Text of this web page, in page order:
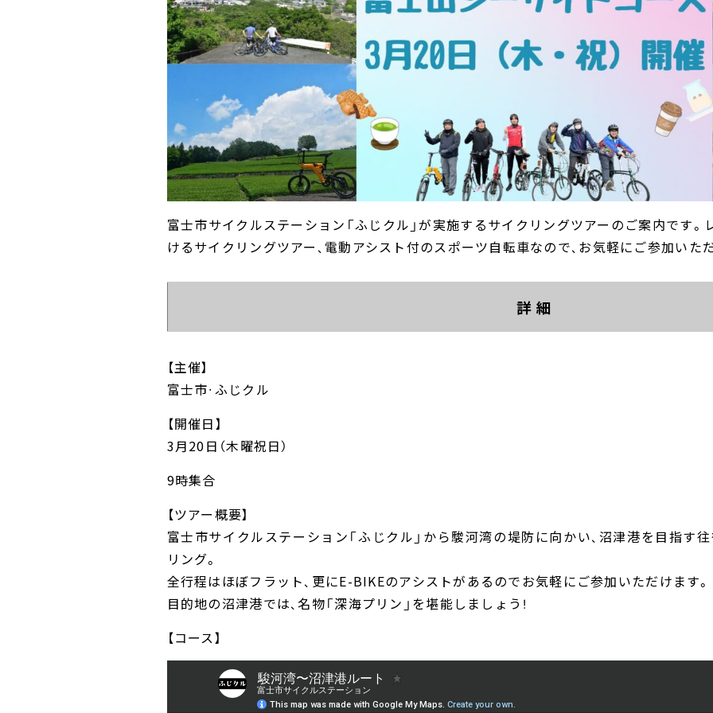
富士市サイクルステーション「ふじクル」が実施するサイクリングツアーのご案内です。
けるサイクリングツアー、電動アシスト付のスポーツ自転車なので、お気軽にご参加いた
詳 細
【主催】
富士市・ふじクル
【開催日】
3月20日（木曜祝日）
9時集合
【ツアー概要】
富士市サイクルステーション「ふじクル」から駿河湾の堤防に向かい、沼津港を目指す
リング。
全行程はほぼフラット、更にE-BIKEのアシストがあるのでお気軽にご参加いただけます。
目的地の沼津港では、名物「深海プリン」を堪能しましょう！
【コース】